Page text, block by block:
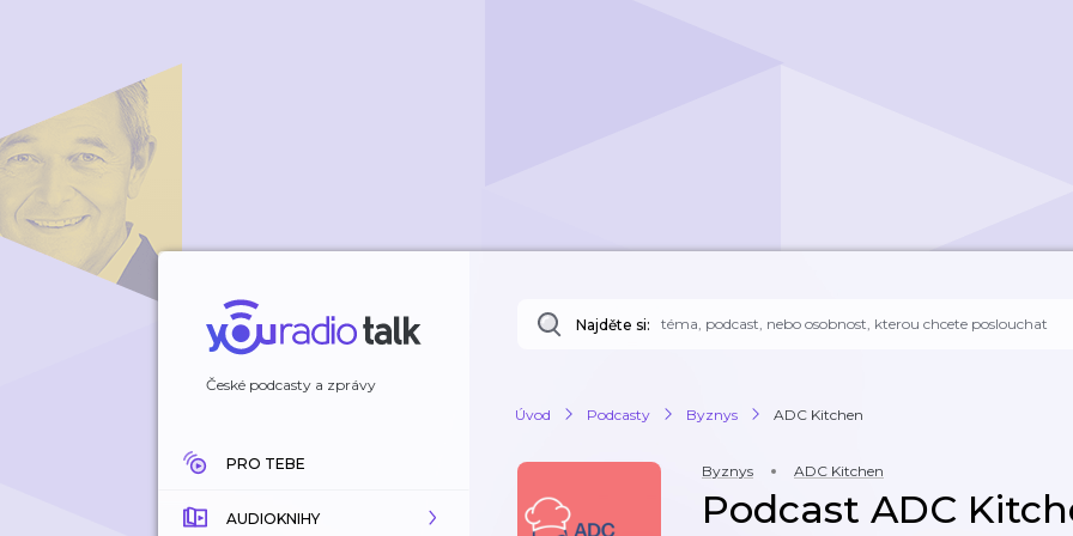
České podcasty a zprávy
PRO TEBE
AUDIOKNIHY
Najděte si:
Úvod Podcasty Byznys ADC Kitchen
Byznys ADC Kitchen
Podcast ADC